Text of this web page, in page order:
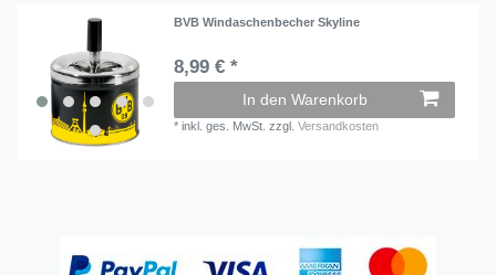
BVB Windaschenbecher Skyline
8,99 € *
In den Warenkorb
*inkl. ges. MwSt. zzgl.Versandkosten